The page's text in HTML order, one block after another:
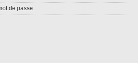
de passe